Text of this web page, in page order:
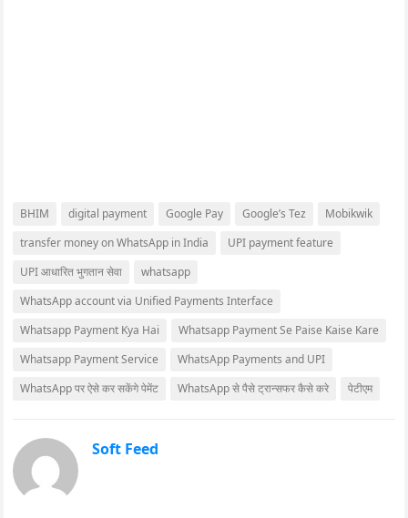
BHIM digital payment Google Pay Google’s Tez
Mobikwik
transfer money on WhatsApp in India
UPI payment feature
UPI आधारित भुगतान सेवा
whatsapp
WhatsApp account via Unified Payments Interface
Whatsapp Payment Kya Hai
Whatsapp Payment Se Paise Kaise Kare
Whatsapp Payment Service
WhatsApp Payments and UPI
WhatsApp पर ऐसे कर सकेंगे पेमेंट
WhatsApp से पैसे ट्रान्सफर कैसे करे पेटीएम
Soft Feed